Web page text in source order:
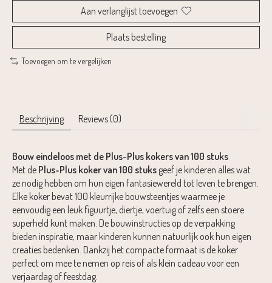
Aan verlanglijst toevoegen
Plaats bestelling
Toevoegen om te vergelijken
Beschrijving Reviews (0)
Bouw eindeloos met de Plus-Plus kokers van 100 stuks
Met de Plus-Plus koker van 100 stuks geef je kinderen alles wat
ze nodig hebben om hun eigen fantasiewereld tot leven te brengen.
Elke koker bevat 100 kleurrijke bouwsteentjes waarmee je
eenvoudig een leuk figuurtje, diertje, voertuig of zelfs een stoere
superheld kunt maken. De bouwinstructies op de verpakking
bieden inspiratie, maar kinderen kunnen natuurlijk ook hun eigen
creaties bedenken. Dankzij het compacte formaat is de koker
perfect om mee te nemen op reis of als klein cadeau voor een
verjaardag of feestdag.